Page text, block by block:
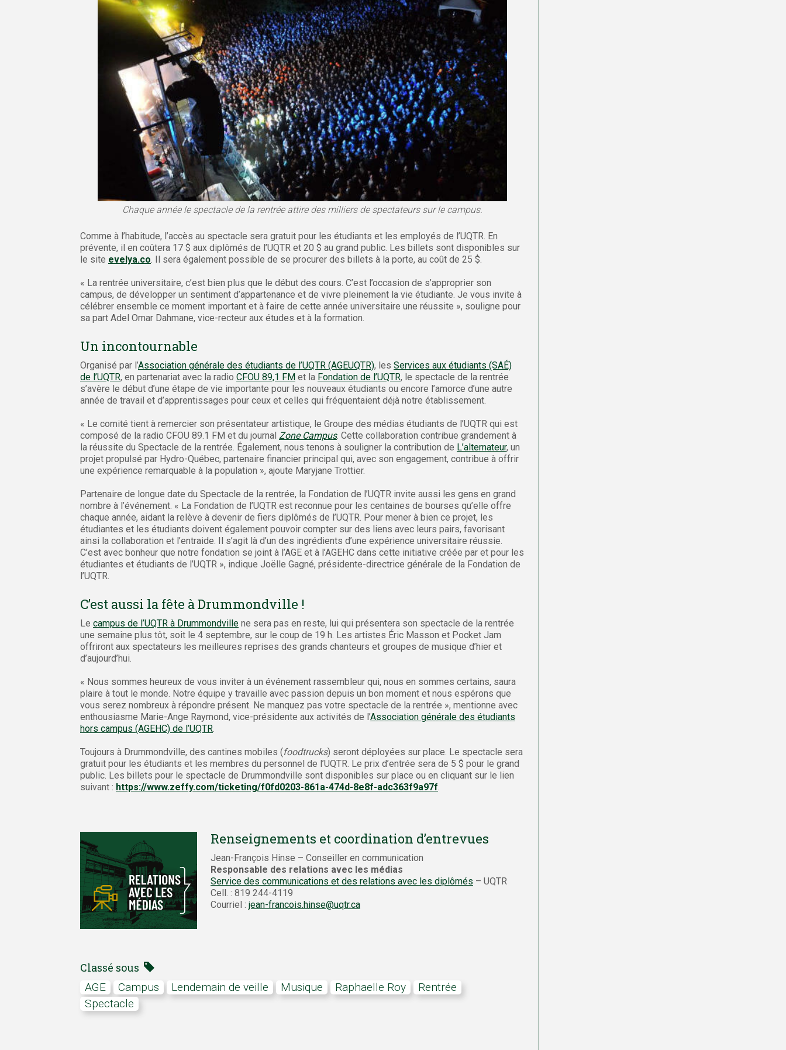
Chaque année le spectacle de la rentrée attire des milliers de spectateurs sur le campus.
Comme à l’habitude, l’accès au spectacle sera gratuit pour les étudiants et les employés de l’UQTR. En
prévente, il en coûtera 17 $ aux diplômés de l’UQTR et 20 $ au grand public. Les billets sont disponibles sur
le site evelya.co. Il sera également possible de se procurer des billets à la porte, au coût de 25 $.
« La rentrée universitaire, c’est bien plus que le début des cours. C’est l’occasion de s’approprier son
campus, de développer un sentiment d’appartenance et de vivre pleinement la vie étudiante. Je vous invite à
célébrer ensemble ce moment important et à faire de cette année universitaire une réussite », souligne pour
sa part Adel Omar Dahmane, vice-recteur aux études et à la formation.
Un incontournable
Organisé par l’Association générale des étudiants de l’UQTR (AGEUQTR), les Services aux étudiants (SAÉ)
de l’UQTR, en partenariat avec la radio CFOU 89,1 FM et la Fondation de l’UQTR, le spectacle de la rentrée
s’avère le début d’une étape de vie importante pour les nouveaux étudiants ou encore l’amorce d’une autre
année de travail et d’apprentissages pour ceux et celles qui fréquentaient déjà notre établissement.
« Le comité tient à remercier son présentateur artistique, le Groupe des médias étudiants de l’UQTR qui est
composé de la radio CFOU 89.1 FM et du journal Zone Campus. Cette collaboration contribue grandement à
la réussite du Spectacle de la rentrée. Également, nous tenons à souligner la contribution de L’alternateur, un
projet propulsé par Hydro-Québec, partenaire financier principal qui, avec son engagement, contribue à offrir
une expérience remarquable à la population », ajoute Maryjane Trottier.
Partenaire de longue date du Spectacle de la rentrée, la Fondation de l’UQTR invite aussi les gens en grand
nombre à l’événement. « La Fondation de l’UQTR est reconnue pour les centaines de bourses qu’elle offre
chaque année, aidant la relève à devenir de fiers diplômés de l’UQTR. Pour mener à bien ce projet, les
étudiantes et les étudiants doivent également pouvoir compter sur des liens avec leurs pairs, favorisant
ainsi la collaboration et l’entraide. Il s’agit là d’un des ingrédients d’une expérience universitaire réussie.
C’est avec bonheur que notre fondation se joint à l’AGE et à l’AGEHC dans cette initiative créée par et pour les
étudiantes et étudiants de l’UQTR », indique Joëlle Gagné, présidente-directrice générale de la Fondation de
l’UQTR.
C’est aussi la fête à Drummondville !
Le campus de l’UQTR à Drummondville ne sera pas en reste, lui qui présentera son spectacle de la rentrée
une semaine plus tôt, soit le 4 septembre, sur le coup de 19 h. Les artistes Éric Masson et Pocket Jam
offriront aux spectateurs les meilleures reprises des grands chanteurs et groupes de musique d’hier et
d’aujourd’hui.
« Nous sommes heureux de vous inviter à un événement rassembleur qui, nous en sommes certains, saura
plaire à tout le monde. Notre équipe y travaille avec passion depuis un bon moment et nous espérons que
vous serez nombreux à répondre présent. Ne manquez pas votre spectacle de la rentrée », mentionne avec
enthousiasme Marie-Ange Raymond, vice-présidente aux activités de l’Association générale des étudiants
hors campus (AGEHC) de l’UQTR.
Toujours à Drummondville, des cantines mobiles (foodtrucks) seront déployées sur place. Le spectacle sera
gratuit pour les étudiants et les membres du personnel de l’UQTR. Le prix d’entrée sera de 5 $ pour le grand
public. Les billets pour le spectacle de Drummondville sont disponibles sur place ou en cliquant sur le lien
suivant : https://www.zeffy.com/ticketing/f0fd0203-861a-474d-8e8f-adc363f9a97f.
Renseignements et coordination d’entrevues
Jean-François Hinse – Conseiller en communication
Responsable des relations avec les médias
Service des communications et des relations avec les diplômés – UQTR
Cell. : 819 244-4119
Courriel : jean-francois.hinse@uqtr.ca
Classé sous
AGE campus Lendemain de veille musique Raphaelle Roy
rentrée
spectacle